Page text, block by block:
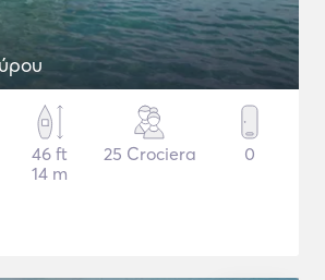
46 ft
14 m
25 Crociera 0